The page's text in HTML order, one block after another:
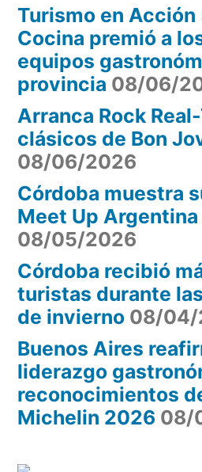
Turismo en Acción
Cocina premió a
equipos
provincia 08/06/
Arranca Rock
clásicos de Bon
08/06/2026
Córdoba muestra
Meet Up
08/05/2026
Córdoba recibió
turistas durante
de invierno 08/04/
Buenos Aires
liderazgo
reconocimientos
Michelin 2026 08/